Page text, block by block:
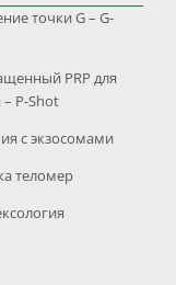
точки G – G-
PRP для
P-Shot
с экзосомами
теломер